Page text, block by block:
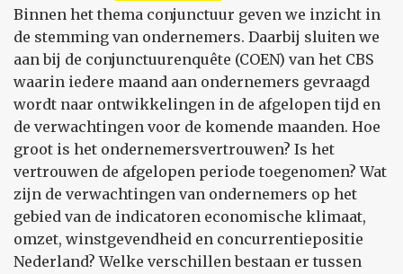
Binnen het thema conjunctuur geven we inzicht in
de stemming van ondernemers. Daarbij sluiten we
aan bij de conjunctuurenquête (COEN) van het CBS
waarin iedere maand aan ondernemers gevraagd
wordt naar ontwikkelingen in de afgelopen tijd en
de verwachtingen voor de komende maanden. Hoe
groot is het ondernemersvertrouwen? Is het
vertrouwen de afgelopen periode toegenomen? Wat
zijn de verwachtingen van ondernemers op het
gebied van de indicatoren economische klimaat,
omzet, winstgevendheid en concurrentiepositie
Nederland? Welke verschillen bestaan er tussen